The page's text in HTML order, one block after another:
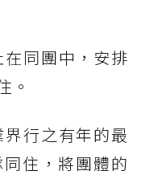
同團中，安排
。
行之有年的最
住，將團體的